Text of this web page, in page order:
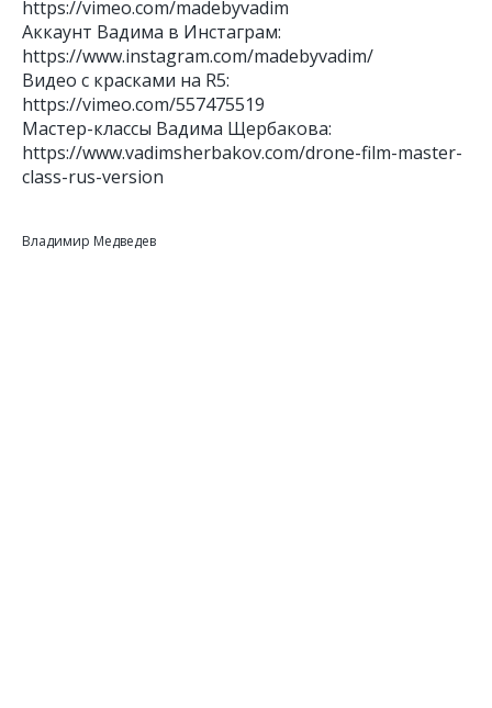
https://vimeo.com/madebyvadim
Аккаунт Вадима в Инстаграм:
https://www.instagram.com/madebyvadim/
Видео с красками на R5:
https://vimeo.com/557475519
Мастер-классы Вадима Щербакова:
https://www.vadimsherbakov.com/drone-film-master-
class-rus-version
Владимир Медведев